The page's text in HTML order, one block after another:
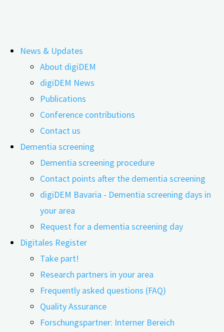
to
content
News & Updates
About digiDEM
digiDEM News
Publications
Conference contributions
Contact us
Dementia screening
Dementia screening procedure
Contact points after the dementia screening
digiDEM Bavaria - Dementia screening days in
your area
Request for a dementia screening day
Digitales Register
Take part!
Research partners in your area
Frequently asked questions (FAQ)
Quality Assurance
Forschungspartner: Interner Bereich
Assessing Fitness to Drive with
Dementia: The Mix of Practice and
Theory Makes it Work
12.06.2026
Schreitet eine demenzielle Erkrankung fort,
bedeutet dies für die Betroffenen ab einem